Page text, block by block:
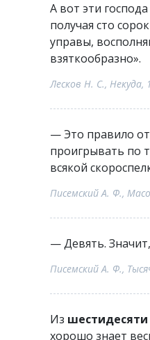
А вот эти
получая сто
управы,
взяткообразно».
Лесков Н. С., Некуда,
— Это правило
проигрывать по
всякой
Писемский А. Ф.,
— Девять.
Писемский А. Ф.,
Из шестидесяти
хорошо знает